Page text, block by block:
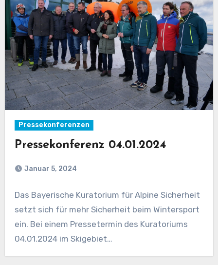
Pressekonferenzen
Pressekonferenz 04.01.2024
Januar 5, 2024
Das Bayerische Kuratorium für Alpine Sicherheit
setzt sich für mehr Sicherheit beim Wintersport
ein. Bei einem Pressetermin des Kuratoriums
04.01.2024 im Skigebiet…